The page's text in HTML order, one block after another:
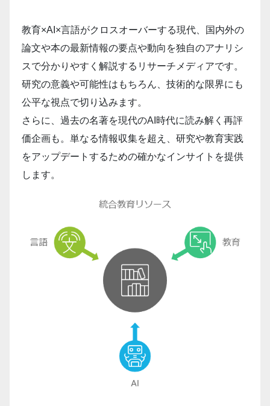
教育×AI×言語がクロスオーバーする現代、国内外の
論文や本の最新情報の要点や動向を独自のアナリシ
スで分かりやすく解説するリサーチメディアです。
研究の意義や可能性はもちろん、技術的な限界にも
公平な視点で切り込みます。
さらに、過去の名著を現代のAI時代に読み解く再評
価企画も。単なる情報収集を超え、研究や教育実践
をアップデートするための確かなインサイトを提供
します。